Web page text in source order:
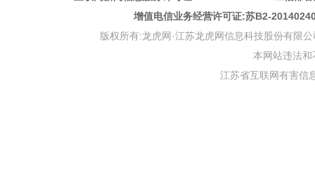
增值电信业务经营许可证:苏B2-
版权所有:龙虎网·江苏龙虎网信息科技股份有限
本网站违法
江苏省互联网有害